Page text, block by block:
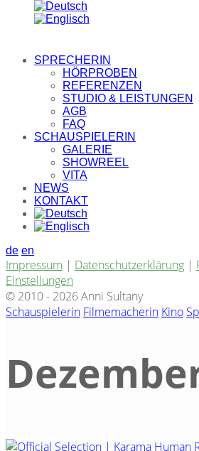
SPRECHERIN
HÖRPROBEN
REFERENZEN
STUDIO & LEISTUNGEN
AGB
FAQ
SCHAUSPIELERIN
GALERIE
SHOWREEL
VITA
NEWS
KONTAKT
de en
Impressum | Datenschutzerklärung |
Einstellungen
© 2010 - 2026 Anni Sultany
Schauspielerin Filmemacherin Kino